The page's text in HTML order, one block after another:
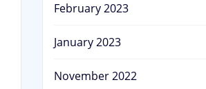
February 2023
January 2023
November 2022